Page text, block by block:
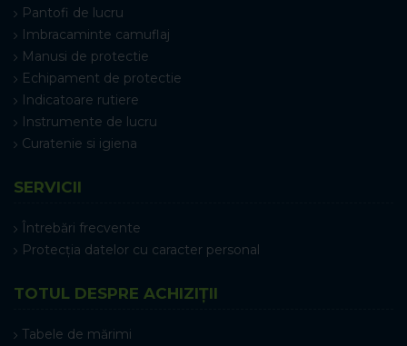
Pantofi de lucru
Imbracaminte camuflaj
Manusi de protectie
Echipament de protectie
Indicatoare rutiere
Instrumente de lucru
Curatenie si igiena
SERVICII
Întrebări frecvente
Protecția datelor cu caracter personal
TOTUL DESPRE ACHIZIȚII
Tabele de mărimi